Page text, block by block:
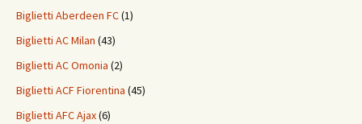
Biglietti Aberdeen FC(1)
Biglietti AC Milan (43)
Biglietti AC Omonia (2)
Biglietti ACF Fiorentina (45)
Biglietti AFC Ajax(6)